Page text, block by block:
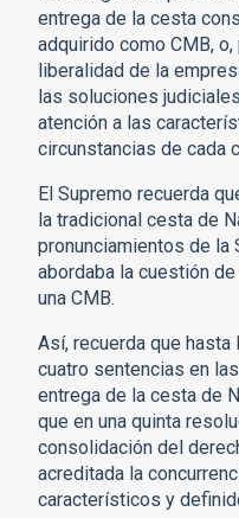
entrega de la cesta
adquirido como CMB,
liberalidad de la
las soluciones
atención a las
circunstancias de cada
El Supremo recuerda
la tradicional cesta de
pronunciamientos de la
abordaba la cuestión
una CMB.
Así, recuerda que hasta
cuatro sentencias en
entrega de la cesta de
que en una quinta
consolidación del
acreditada la
característicos y